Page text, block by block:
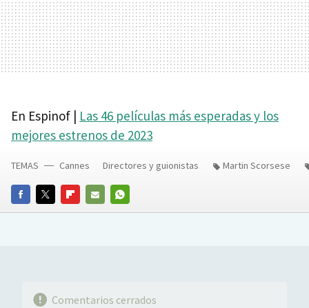
En Espinof | Las 46 películas más esperadas y los
mejores estrenos de 2023
FACEBOOKTWITTERFLIPBOARD
E-
WHATSAPP
TEMAS Cannes Directores y guionistas Martin Scorsese
Comentarios cerrados